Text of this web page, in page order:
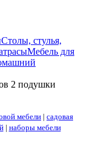
Столы, стулья,
Мебель для
2 подушки
мебели | садовая
| наборы мебели